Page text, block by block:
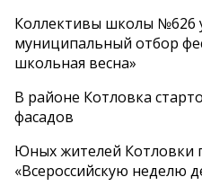
Коллективы школы №626
муниципальный отбор
школьная весна»
В районе Котловка
фасадов
Юных жителей Котловки
«Всероссийскую неделю